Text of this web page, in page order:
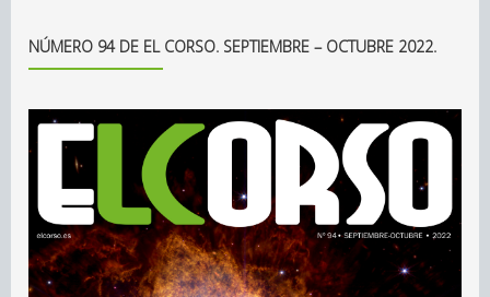
NÚMERO 94 DE EL CORSO. SEPTIEMBRE – OCTUBRE 2022.